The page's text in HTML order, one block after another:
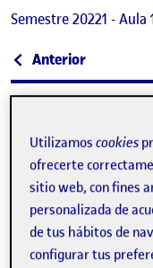
Semestre 20221 - Aula
Anterior:
Publicado por
Carla Castaño
Fecha de
6 Oct 2022
Hola a todos, aquí os
para la primera parte
Utilizamoscookies
ofrecerte
sitio web, con fines
personalizada de
de tus hábitos de
configurar tus